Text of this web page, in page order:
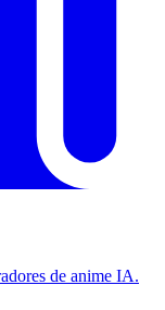
de anime IA.